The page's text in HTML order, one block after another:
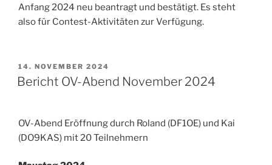
Anfang 2024 neu beantragt und bestätigt. Es steht
also für Contest-Aktivitäten zur Verfügung.
VERÖFFENTLICHT
AM
14. NOVEMBER 2024
Bericht OV-Abend November 2024
OV-Abend Eröffnung durch Roland (DF1OE) und Kai
(DO9KAS) mit 20 Teilnehmern